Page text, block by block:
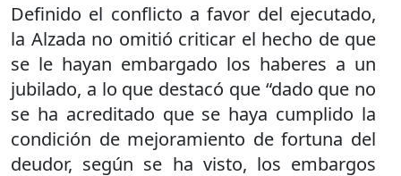
Definido el conflicto a favor del ejecutado,
la Alzada no omitió criticar el hecho de que
se le hayan embargado los haberes a un
jubilado, a lo que destacó que “dado que no
se ha acreditado que se haya cumplido la
condición de mejoramiento de fortuna del
deudor, según se ha visto, los embargos